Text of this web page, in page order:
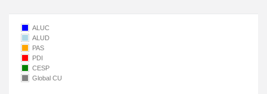
ALUC
ALUD
PAS
PDI
CESP
Global CU